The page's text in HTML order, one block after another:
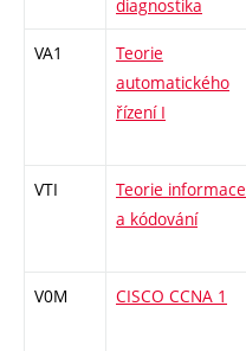
diagnostika
VA1
Teorie
automatického
řízení I
VTI
Teorie informace
a kódování
V0M CISCO CCNA 1